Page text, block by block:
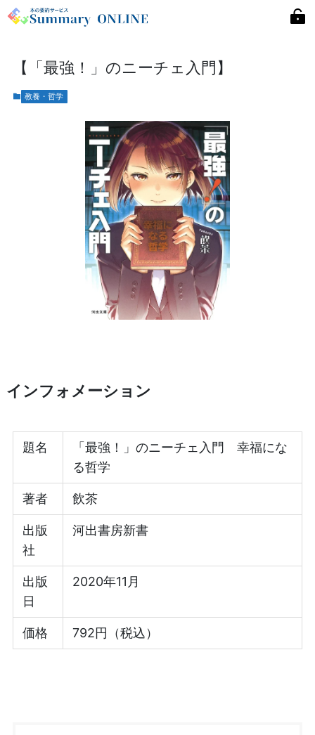
【「最強！」のニーチェ入門】
教養・哲学
インフォメーション
題名
「最強！」のニーチェ入門 幸福にな
る哲学
著者 飲茶
出版
社
河出書房新書
出版
日
2020年11月
価格 792円（税込）